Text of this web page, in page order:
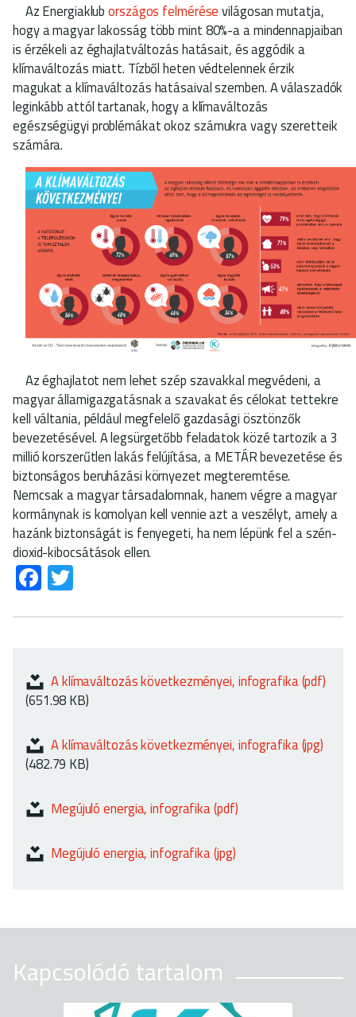
Az Energiaklubországos felmérése világosan mutatja,
hogy a magyar lakosság több mint 80%-a a mindennapjaiban
is érzékeli az éghajlatváltozás hatásait, és aggódik a
klímaváltozás miatt. Tízből heten védtelennek érzik
magukat a klímaváltozás hatásaival szemben. A válaszadók
leginkább attól tartanak, hogy a klímaváltozás
egészségügyi problémákat okoz számukra vagy szeretteik
számára.
Az éghajlatot nem lehet szép szavakkal megvédeni, a
magyar államigazgatásnak a szavakat és célokat tettekre
kell váltania, például megfelelő gazdasági ösztönzők
bevezetésével. A legsürgetőbb feladatok közé tartozik a 3
millió korszerűtlen lakás felújítása, a METÁR bevezetése és
biztonságos beruházási környezet megteremtése.
Nemcsak a magyar társadalomnak, hanem végre a magyar
kormánynak is komolyan kell vennie azt a veszélyt, amely a
hazánk biztonságát is fenyegeti, ha nem lépünk fel a szén-
dioxid-kibocsátások ellen.
Fa
ce
b
ok
tt
A klímaváltozás következményei, infografika (pdf)
(651.98 KB)
A klímaváltozás következményei, infografika (jpg)
(482.79 KB)
Megújuló energia, infografika (pdf)
Megújuló energia, infografika (jpg)
Kapcsolódó tartalom